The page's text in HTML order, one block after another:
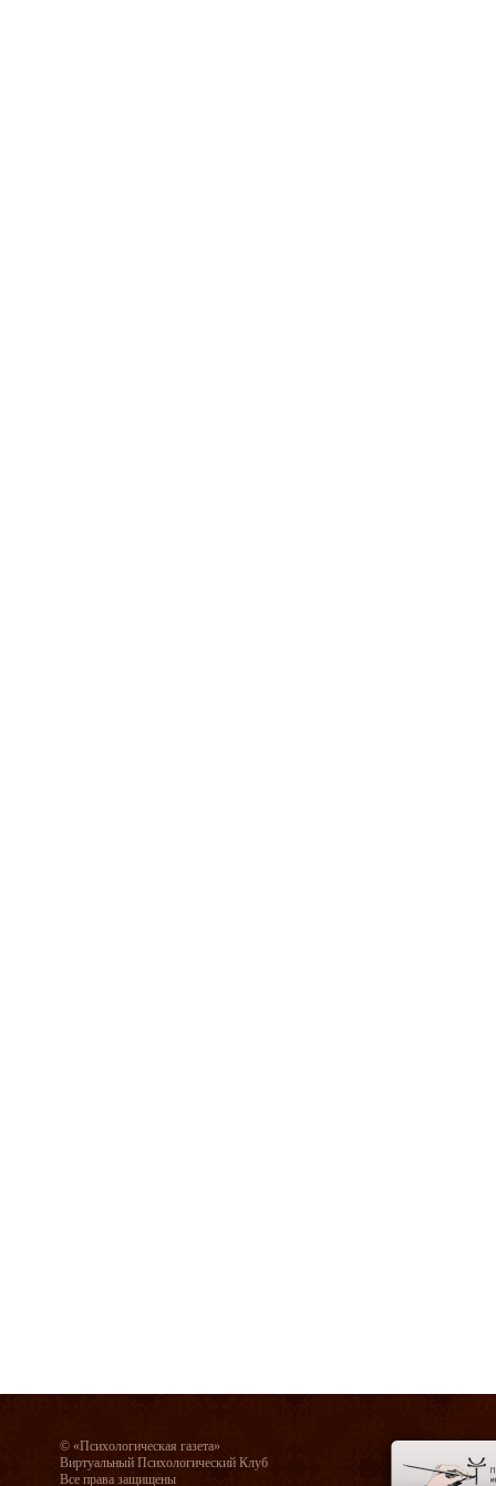
© «Психологическая газета»
Виртуальный Психологический Клуб
Все права защищены